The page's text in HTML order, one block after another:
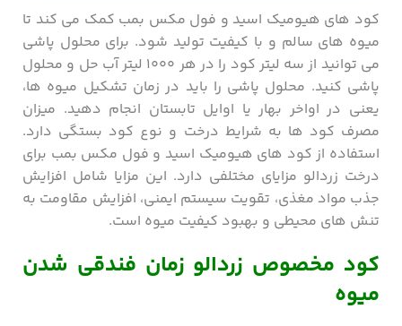
کود های هیومیک اسید و فول مکس بمب کمک می کند تا
میوه های سالم و با کیفیت تولید شود. برای محلول پاشی
می توانید از سه لیتر کود را در هر ۱۰۰۰ لیتر آب حل و محلول
پاشی کنید. محلول پاشی را باید در زمان تشکیل میوه ها،
یعنی در اواخر بهار یا اوایل تابستان انجام دهید. میزان
مصرف کود ها به شرایط درخت و نوع کود بستگی دارد.
استفاده از کود های هیومیک اسید و فول مکس بمب برای
درخت زردالو مزایای مختلفی دارد. این مزایا شامل افزایش
جذب مواد مغذی، تقویت سیستم ایمنی، افزایش مقاومت به
تنش های محیطی و بهبود کیفیت میوه است.
کود مخصوص زردالو زمان فندقی شدن
میوه